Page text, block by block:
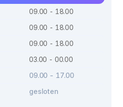
09.00 - 18.00
09.00 - 18.00
09.00 - 18.00
03.00 - 00.00
09.00 - 17.00
gesloten